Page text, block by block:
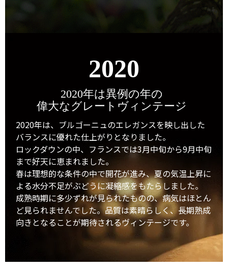
2020
2020年は異例の年の
偉大なグレートヴィンテージ
2020年は、ブルゴーニュのエレガンスを映し出した
バランスに優れた仕上がりとなりました。
ロックダウンの中、フランスでは3月中旬から9月中旬
まで好天に恵まれました。
春は理想的な条件の中で開花が進み、夏の気温上昇に
よる水分不足がぶどうに凝縮感をもたらしました。
成熟時期に多少ずれが見られたものの、病気はほとん
ど見られませんでした。品質は素晴らしく、長期熟成
向きとなることが期待されるヴィンテージです。